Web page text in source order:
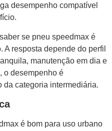
desempenho compatível
se pneu speedmax é
resposta depende do perfil
manutenção em dia e
o desempenho é
da categoria intermediária.
é bom para uso urbano